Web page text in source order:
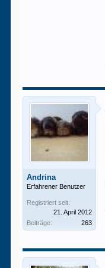
Andrina
Erfahrener Benutzer
Registriert seit:
21. April 2012
Beiträge:
263